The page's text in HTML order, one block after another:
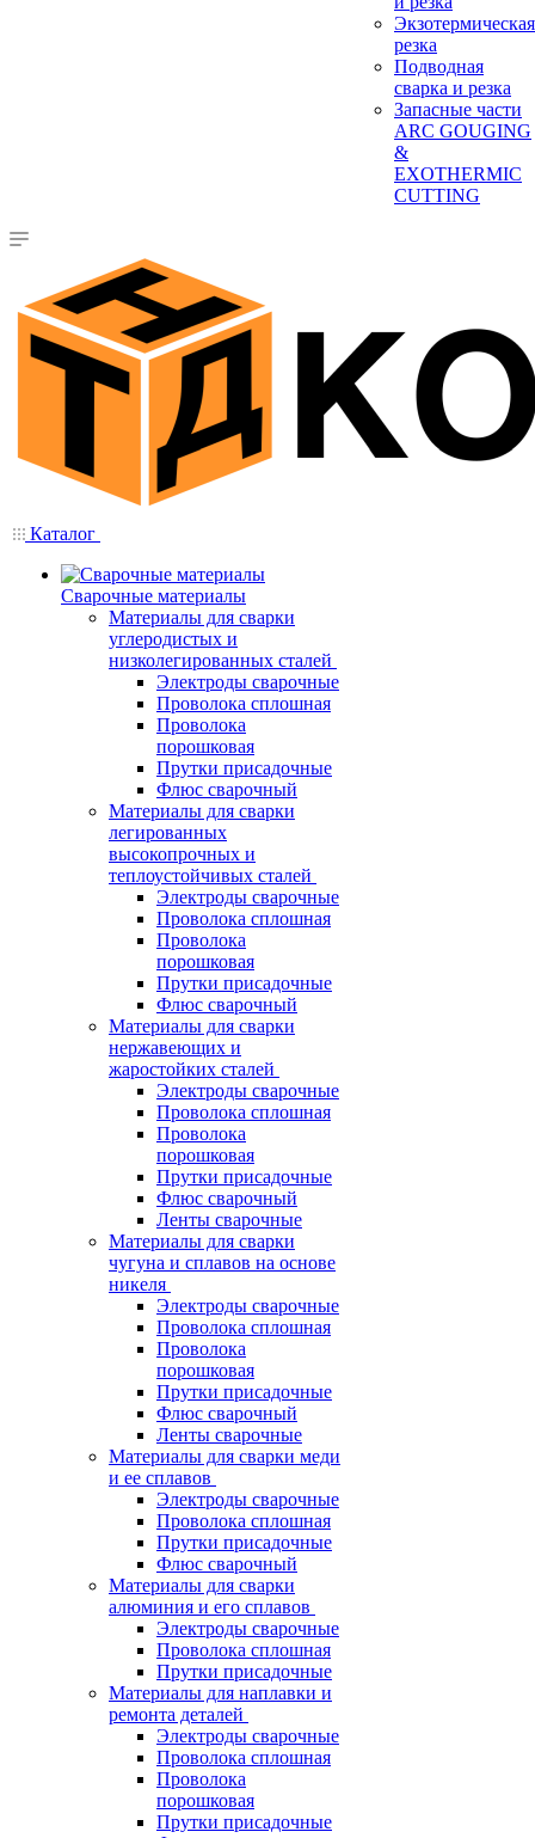
Экзотермическая
резка
Подводная
сварка и резка
Запасные части
ARC GOUGING
&
EXOTHERMIC
CUTTING
Каталог
Сварочные материалы
Материалы для сварки
углеродистых и
низколегированных сталей
Электроды сварочные
Проволока сплошная
Проволока
порошковая
Прутки присадочные
Флюс сварочный
Материалы для сварки
легированных
высокопрочных и
теплоустойчивых сталей
Электроды сварочные
Проволока сплошная
Проволока
порошковая
Прутки присадочные
Флюс сварочный
Материалы для сварки
нержавеющих и
жаростойких сталей
Электроды сварочные
Проволока сплошная
Проволока
порошковая
Прутки присадочные
Флюс сварочный
Ленты сварочные
Материалы для сварки
чугуна и сплавов на основе
никеля
Электроды сварочные
Проволока сплошная
Проволока
порошковая
Прутки присадочные
Флюс сварочный
Ленты сварочные
Материалы для сварки меди
и ее сплавов
Электроды сварочные
Проволока сплошная
Прутки присадочные
Флюс сварочный
Материалы для сварки
алюминия и его сплавов
Электроды сварочные
Проволока сплошная
Прутки присадочные
Материалы для наплавки и
ремонта деталей
Электроды сварочные
Проволока сплошная
Проволока
порошковая
Прутки присадочные